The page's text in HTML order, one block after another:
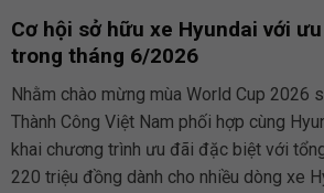
Cơ hội sở hữu xe Hyundai với
trong tháng 6/2026
Nhằm chào mừng mùa World Cup 2026
Thành Công Việt Nam phối hợp cùng
khai chương trình ưu đãi đặc biệt với
220 triệu đồng dành cho nhiều dòng xe